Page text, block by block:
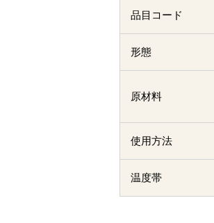
品目コード
形態
原材料
使用方法
温度帯